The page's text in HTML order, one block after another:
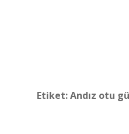
Etiket:Andız otu